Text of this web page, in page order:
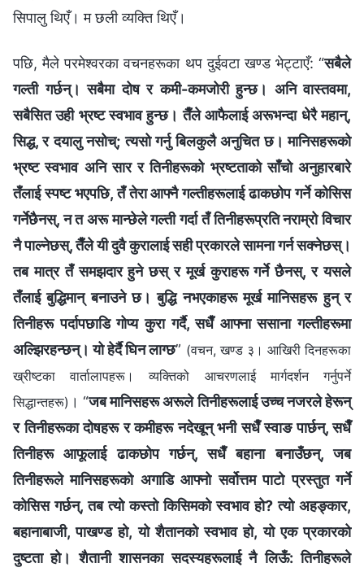
सिपालु थिएँ। म छली व्यक्ति थिएँ।
पछि, मैले परमेश्‍वरका वचनहरूका थप दुईवटा खण्ड भेट्टाएँ: “सबैले
गल्ती गर्छन्। सबैमा दोष र कमी-कमजोरी हुन्छ। अनि वास्तवमा,
सबैसित उही भ्रष्ट स्वभाव हुन्छ। तैँले आफैलाई अरूभन्दा धेरै महान्,
सिद्ध, र दयालु नसोच्; त्यसो गर्नु बिलकुलै अनुचित छ। मानिसहरूको
भ्रष्ट स्वभाव अनि सार र तिनीहरूको भ्रष्टताको साँचो अनुहारबारे
तँलाई स्पष्ट भएपछि, तँ तेरा आफ्नै गल्तीहरूलाई ढाकछोप गर्ने कोसिस
गर्नेछैनस्, न त अरू मान्छेले गल्ती गर्दा तँ तिनीहरूप्रति नराम्रो विचार
नै पाल्नेछस्, तैँले यी दुवै कुरालाई सही प्रकारले सामना गर्न सक्‍नेछस्।
तब मात्र तँ समझदार हुने छस् र मूर्ख कुराहरू गर्ने छैनस्, र यसले
तँलाई बुद्धिमान् बनाउने छ। बुद्धि नभएकाहरू मूर्ख मानिसहरू हुन् र
तिनीहरू पर्दापछाडि गोप्य कुरा गर्दै, सधैँ आफ्ना ससाना गल्तीहरूमा
अल्झिरहन्छन्। यो हेर्दै घिन लाग्छ” (वचन, खण्ड ३। आखिरी दिनहरूका
ख्रीष्टका वार्तालापहरू। व्यक्तिको आचरणलाई मार्गदर्शन गर्नुपर्ने
सिद्धान्तहरू) । “जब मानिसहरू अरूले तिनीहरूलाई उच्च नजरले हेरून्
र तिनीहरूका दोषहरू र कमीहरू नदेखून् भनी सधैँ स्वाङ पार्छन्, सधैँ
तिनीहरू आफूलाई ढाकछोप गर्छन्, सधैँ बहाना बनाउँछन्, जब
तिनीहरूले मानिसहरूको अगाडि आफ्नो सर्वोत्तम पाटो प्रस्तुत गर्ने
कोसिस गर्छन्, तब त्यो कस्तो किसिमको स्वभाव हो? त्यो अहङ्कार,
बहानाबाजी, पाखण्ड हो, यो शैतानको स्वभाव हो, यो एक प्रकारको
दुष्टता हो। शैतानी शासनका सदस्यहरूलाई नै लिऊँ: तिनीहरूले